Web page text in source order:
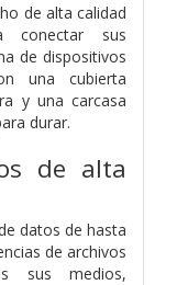
de alta calidad
conectar sus
de dispositivos
una cubierta
y una carcasa
durar.
de alta
datos de hasta
de archivos
sus medios,